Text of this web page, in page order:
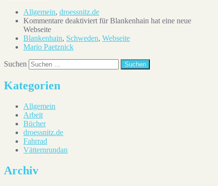
Allgemein, droessnitz.de
Kommentare deaktiviert für Blankenhain hat eine neue
Webseite
Blankenhain, Schweden, Webseite
Mario Paetznick
Suchen
Kategorien
Allgemein
Arbeit
Bücher
droessnitz.de
Fahrrad
Vätternrundan
Archiv